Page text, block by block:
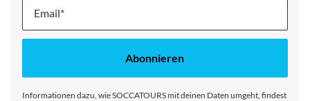
Melde
für
Abonnieren
Informationen dazu, wie SOCCATOURS mit deinen Daten umgeht, findest